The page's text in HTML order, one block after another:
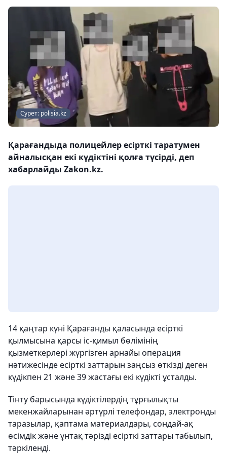
Сурет: polisia.kz
Қарағандыда полицейлер есірткі таратумен
айналысқан екі күдіктіні қолға түсірді, деп
хабарлайды Zakon.kz.
14 қаңтар күні Қарағанды қаласында есірткі
қылмысына қарсы іс-қимыл бөлімінің
қызметкерлері жүргізген арнайы операция
нәтижесінде есірткі заттарын заңсыз өткізді деген
күдікпен 21 және 39 жастағы екі күдікті ұсталды.
Тінту барысында күдіктілердің тұрғылықты
мекенжайларынан әртүрлі телефондар, электронды
таразылар, қаптама материалдары, сондай-ақ
өсімдік және ұнтақ тәрізді есірткі заттары табылып,
тәркіленді.